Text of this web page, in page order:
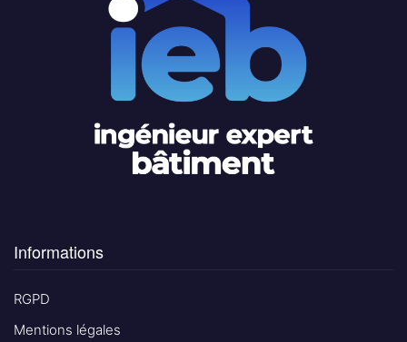
Informations
RGPD
Mentions légales